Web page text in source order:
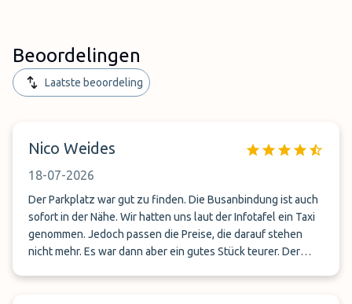
Beoordelingen
Laatste beoordeling
Nico Weides
18-07-2026
Der Parkplatz war gut zu finden. Die Busanbindung ist auch
sofort in der Nähe. Wir hatten uns laut der Infotafel ein Taxi
genommen. Jedoch passen die Preise, die darauf stehen
nicht mehr. Es war dann aber ein gutes Stück teurer. Der